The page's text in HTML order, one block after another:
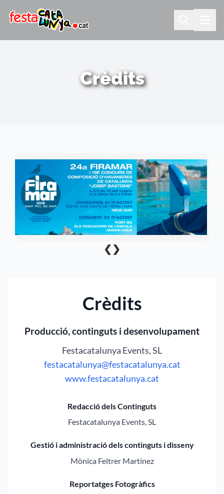
Crèdits
❮ ❯
Crèdits
Producció, continguts i desenvolupament
Festacatalunya Events, SL
festacatalunya@festacatalunya.cat
www.festacatalunya.cat
Redacció dels Continguts
Festacatalunya Events, SL
Gestió i administració dels continguts i disseny
Mònica Feltrer Martínez
Reportatges Fotogràfics